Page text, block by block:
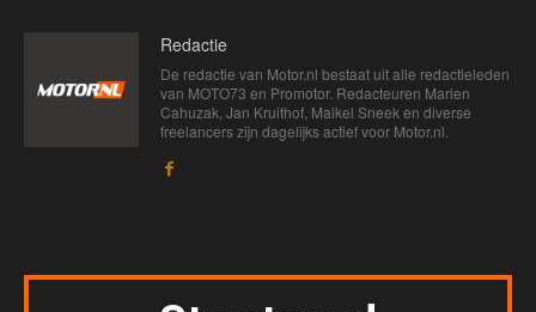
Redactie
De redactie van Motor.nl bestaat uit alle redactieleden
van MOTO73 en Promotor. Redacteuren Marien
Cahuzak, Jan Kruithof, Maikel Sneek en diverse
freelancers zijn dagelijks actief voor Motor.nl.